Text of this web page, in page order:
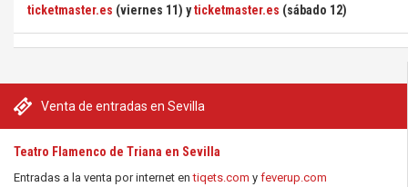
Venta de entradas en Sevilla
Teatro Flamenco de Triana en Sevilla
Entradas a la venta por internet entiqets.com y feverup.com
ticketmaster.es (viernes 11) yticketmaster.es (sábado 12)